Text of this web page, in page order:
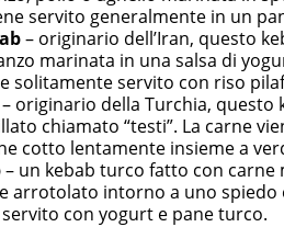
servito generalmente in un
– originario dell’Iran, questo
marinata in una salsa di
solitamente servito con riso
– originario della Turchia,
chiamato “testi”. La carne
cotto lentamente insieme a
– un kebab turco fatto con carne
arrotolato intorno a uno spiedo
con yogurt e pane turco.